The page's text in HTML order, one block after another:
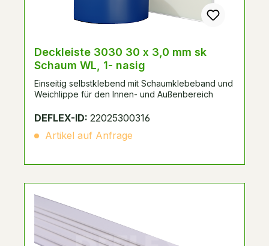
Deckleiste 3030 30 x 3,0 mm sk
Schaum WL, 1- nasig
Einseitig selbstklebend mit Schaumklebeband und
Weichlippe für den Innen- und Außenbereich
DEFLEX-ID: 22025300316
Artikel auf Anfrage